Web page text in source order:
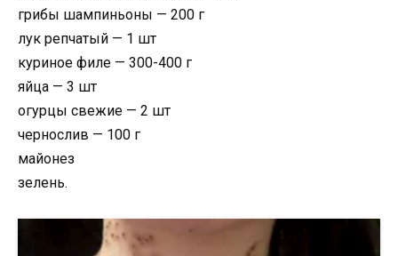
грибы шампиньоны — 200 г
лук репчатый — 1 шт
куриное филе — 300-400 г
яйца — 3 шт
огурцы свежие — 2 шт
чернослив — 100 г
майонез
зелень.